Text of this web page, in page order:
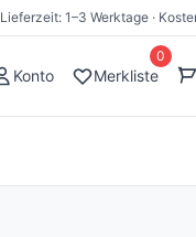
Lieferzeit: 1–3 Werktage ·
Konto Merkliste
0